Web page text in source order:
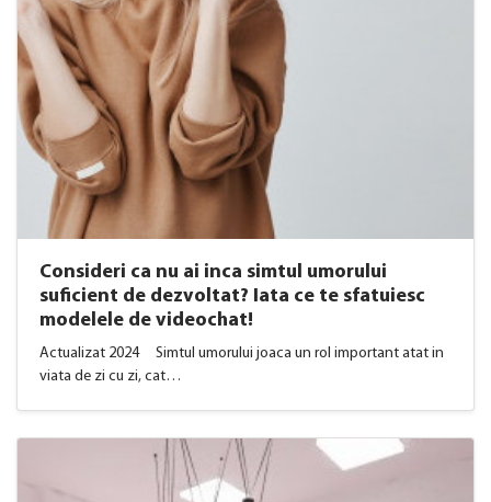
Consideri ca nu ai inca simtul umorului
suficient de dezvoltat? Iata ce te sfatuiesc
modelele de videochat!
Actualizat 2024 Simtul umorului joaca un rol important atat in
viata de zi cu zi, cat…